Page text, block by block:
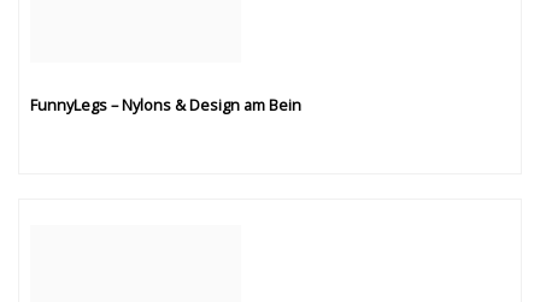
FunnyLegs – Nylons & Design am Bein